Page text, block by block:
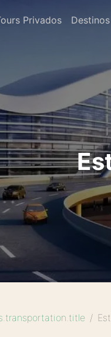
Privados Destinos